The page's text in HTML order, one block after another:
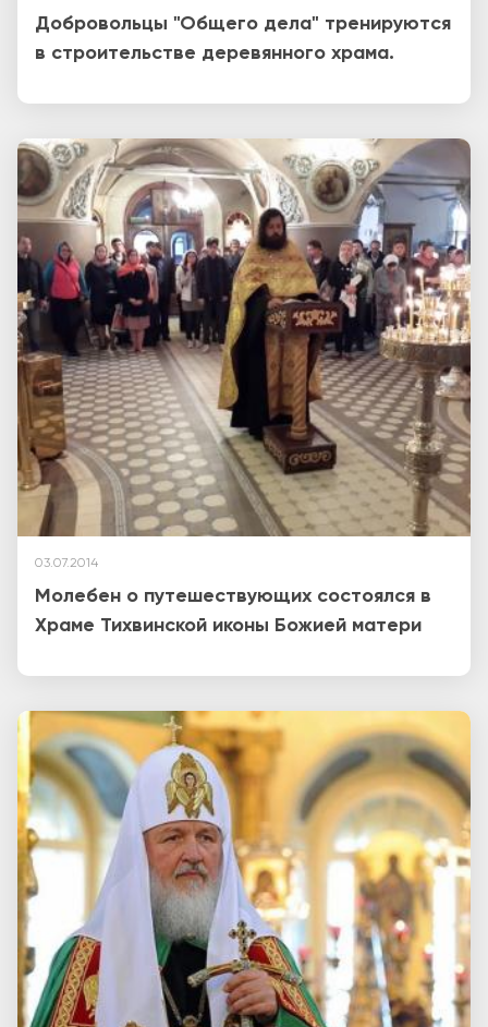
Добровольцы "Общего дела" тренируются
в строительстве деревянного храма.
03.07.2014
Молебен о путешествующих состоялся в
Храме Тихвинской иконы Божией матери